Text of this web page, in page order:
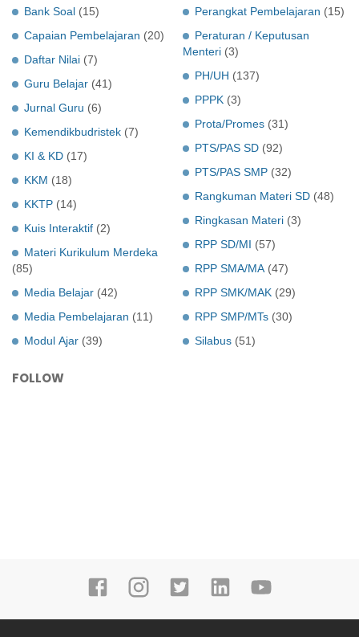
Bank Soal (15)
Capaian Pembelajaran (20)
Daftar Nilai (7)
Guru Belajar (41)
Jurnal Guru (6)
Kemendikbudristek (7)
KI & KD (17)
KKM (18)
KKTP (14)
Kuis Interaktif (2)
Materi Kurikulum Merdeka
(85)
Media Belajar (42)
Media Pembelajaran (11)
Modul Ajar (39)
Perangkat Pembelajaran (15)
Peraturan / Keputusan
Menteri (3)
PH/UH (137)
PPPK (3)
Prota/Promes (31)
PTS/PAS SD (92)
PTS/PAS SMP (32)
Rangkuman Materi SD (48)
Ringkasan Materi (3)
RPP SD/MI (57)
RPP SMA/MA (47)
RPP SMK/MAK (29)
RPP SMP/MTs (30)
Silabus (51)
FOLLOW